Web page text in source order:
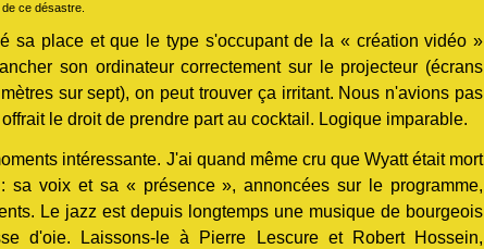
ce désastre.
sa place et que le type s'occupant de la « création vidéo »
son ordinateur correctement sur le projecteur (écrans
sur sept), on peut trouver ça irritant. Nous n'avions pas
le droit de prendre part au cocktail. Logique imparable.
intéressante. J'ai quand même cru que Wyatt était mort
sa voix et sa « présence », annoncées sur le programme,
Le jazz est depuis longtemps une musique de bourgeois
d'oie. Laissons-le à Pierre Lescure et Robert Hossein,